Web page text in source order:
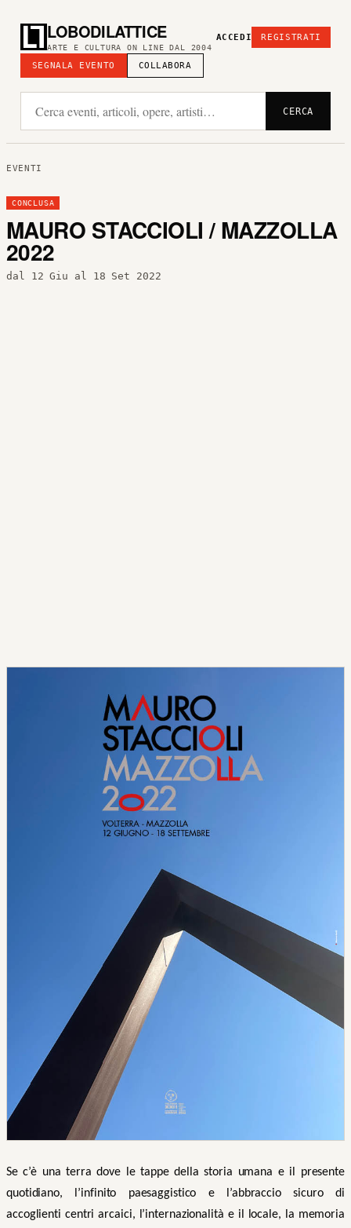
LOBODILATTICE
ARTE E CULTURA ON LINE DAL 2004
SEGNALA EVENTO COLLABORA
ACCEDI REGISTRATI
CERCA
EVENTI
CONCLUSA
MAURO STACCIOLI / MAZZOLLA
2022
dal 12 Giu al 18 Set 2022
Se c’è una terra dove le tappe della storia umana e il presente
quotidiano, l’infinito paesaggistico e l’abbraccio sicuro di
accoglienti centri arcaici, l’internazionalità e il locale, la memoria